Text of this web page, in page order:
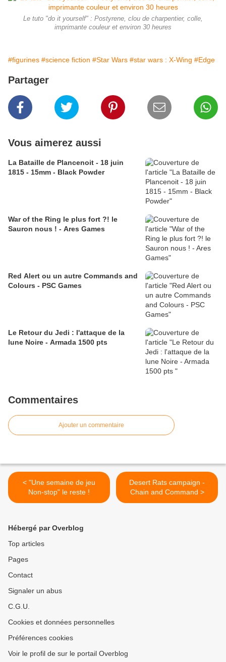
Le tuto "do it yourself" : Postyrene, clou de charpentier, colle,
imprimante couleur et environ 30 heures
#figurines #science fiction #Star Wars #star wars : X-Wing #Edge
Partager
Vous aimerez aussi
La Bataille de Plancenoit - 18 juin
1815 - 15mm - Black Powder
War of the Ring le plus fort ?! le
Sauron nous ! - Ares Games
Red Alert ou un autre Commands and
Colours - PSC Games
Le Retour du Jedi : l'attaque de la
lune Noire - Armada 1500 pts
Commentaires
Ajouter un commentaire
< "Une semaine de jeu
Non-stop" le reste !
Desert Rats campaign -
Chain and Command >
Hébergé par Overblog
Top articles
Pages
Contact
Signaler un abus
C.G.U.
Cookies et données personnelles
Préférences cookies
Voir le profil de sur le portail Overblog